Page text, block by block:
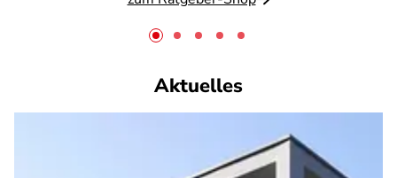
Aktuelles